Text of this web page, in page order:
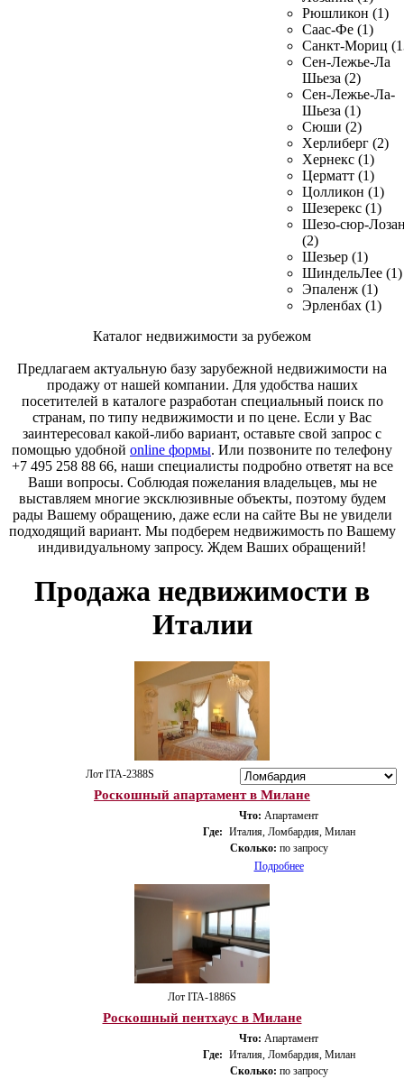
Рюшликон (1)
Саас-Фе (1)
Санкт-Мориц
Сен-Лежье-Ла
Шьеза (2)
Сен-Лежье-Ла-
Шьеза (1)
Сюши (2)
Херлиберг (2)
Хернекс (1)
Церматт (1)
Цолликон (1)
Шезерекс (1)
Шезо-сюр-
(2)
Шезьер (1)
ШиндельЛее (1)
Эпаленж (1)
Эрленбах (1)
Каталог недвижимости за рубежом
Предлагаем актуальную базу зарубежной недвижимости на
продажу от нашей компании. Для удобства наших
посетителей в каталоге разработан специальный поиск по
странам, по типу недвижимости и по цене. Если у Вас
заинтересовал какой-либо вариант, оставьте свой запрос с
помощью удобной online формы. Или позвоните по телефону
+7 495 258 88 66, наши специалисты подробно ответят на все
Ваши вопросы. Соблюдая пожелания владельцев, мы не
выставляем многие эксклюзивные объекты, поэтому будем
рады Вашему обращению, даже если на сайте Вы не увидели
подходящий вариант. Мы подберем недвижимость по Вашему
индивидуальному запросу. Ждем Ваших обращений!
Продажа недвижимости в
Италии
Лот ITA-2388S
Роскошный апартамент в Милане
Что: Апартамент
Где: Италия, Ломбардия, Милан
Сколько: по запросу
Подробнее
Лот ITA-1886S
Роскошный пентхаус в Милане
Что: Апартамент
Где: Италия, Ломбардия, Милан
Сколько: по запросу